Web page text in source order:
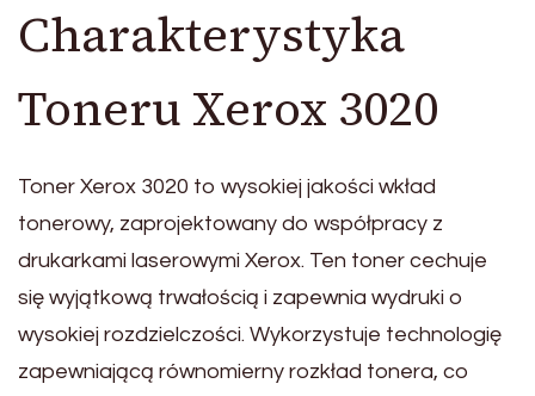
Charakterystyka
Toneru Xerox 3020
Toner Xerox 3020 to wysokiej jakości wkład
tonerowy, zaprojektowany do współpracy z
drukarkami laserowymi Xerox. Ten toner cechuje
się wyjątkową trwałością i zapewnia wydruki o
wysokiej rozdzielczości. Wykorzystuje technologię
zapewniającą równomierny rozkład tonera, co